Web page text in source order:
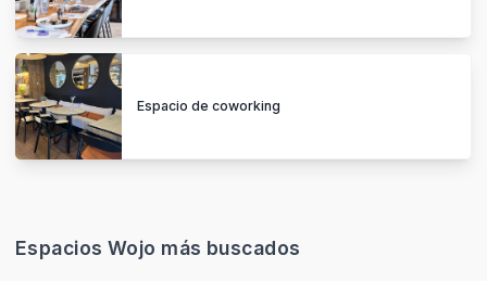
Espacio de coworking
Espacios Wojo más buscados